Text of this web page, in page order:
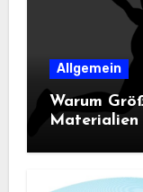
Allgemein
Warum
Materialien